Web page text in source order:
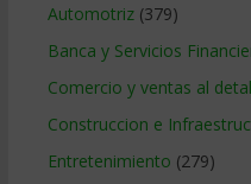
Automotriz(379)
Banca y Servicios
Comercio y ventas al detal
Construccion e
Entretenimiento (279)